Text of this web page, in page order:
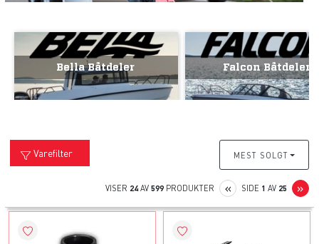
Bella Båtdeler Falcon Båtdeler
Varefilter MEST SOLGT
VISER 24AV 599 PRODUKTER «PREVIOUS
SIDE 1 AV 25 »